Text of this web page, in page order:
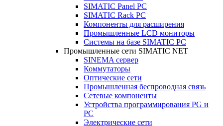
SIMATIC Panel PС
SIMATIC Rack PC
Компоненты для расширения
Промышленные LCD мониторы
Системы на базе SIMATIC PC
Промышленные сети SIMATIC NET
SINEMA сервер
Коммутаторы
Оптические сети
Промышленная беспроводная связь
Сетевые компоненты
Устройства программирования PG и
PC
Электрические сети